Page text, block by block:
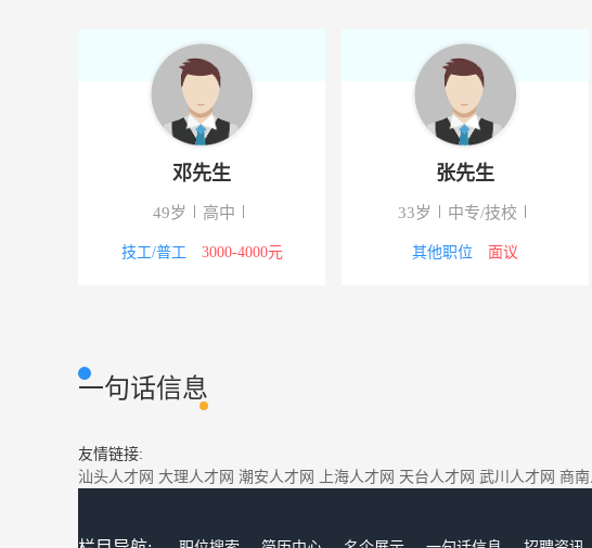
邓先生
49岁 高中
技工/普工 3000-4000元
张先生
33岁 中专/技校
其他职位 面议
一句话信息
友情链接:
汕头人才网 大理人才网 潮安人才网 上海人才网 天台人才网 武川人才网 商